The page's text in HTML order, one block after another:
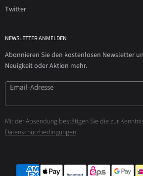
Twitter
NEWSLETTER ANMELDEN
Abonnieren Sie den kostenlosen Newsletter
Neuigkeit oder Aktion mehr.
Email-Adresse
Mit der Absendung bestätigen Sie die zur
Datenschutzbedingungen.